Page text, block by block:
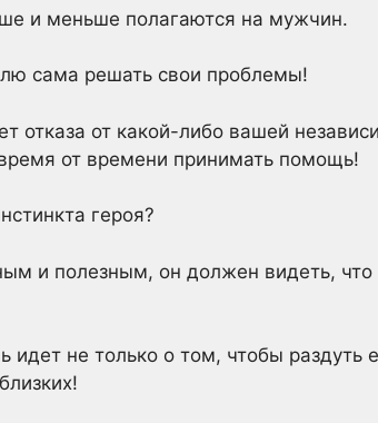
и меньше полагаются на мужчин.
сама решать свои проблемы!
от какой-либо вашей
от времени принимать помощь!
героя?
и полезным, он должен видеть,
не только о том, чтобы раздуть